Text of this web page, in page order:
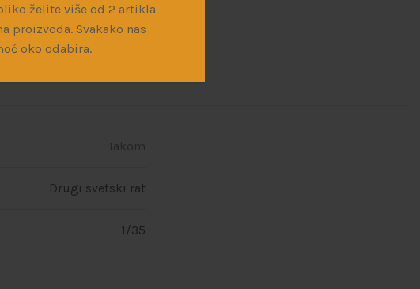
želite više od 2 artikla
proizvoda. Svakako nas
oko odabira.
Drugi svetski rat
1/35